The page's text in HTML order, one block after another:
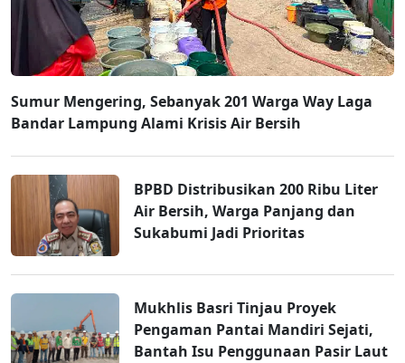
Sumur Mengering, Sebanyak 201 Warga Way Laga
Bandar Lampung Alami Krisis Air Bersih
BPBD Distribusikan 200 Ribu Liter
Air Bersih, Warga Panjang dan
Sukabumi Jadi Prioritas
Mukhlis Basri Tinjau Proyek
Pengaman Pantai Mandiri Sejati,
Bantah Isu Penggunaan Pasir Laut